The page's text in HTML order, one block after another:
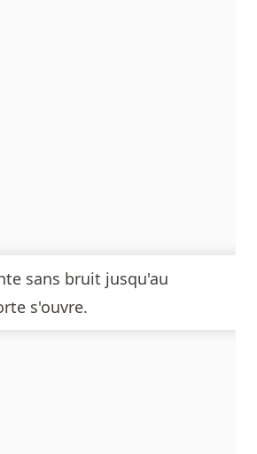
sans bruit jusqu'au
s'ouvre.